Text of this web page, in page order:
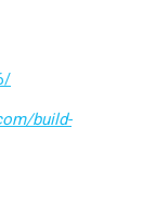
build-